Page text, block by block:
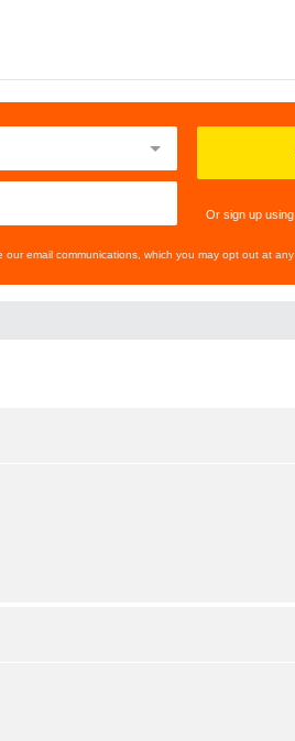
Or sign up
our email communications, which you may opt out at any